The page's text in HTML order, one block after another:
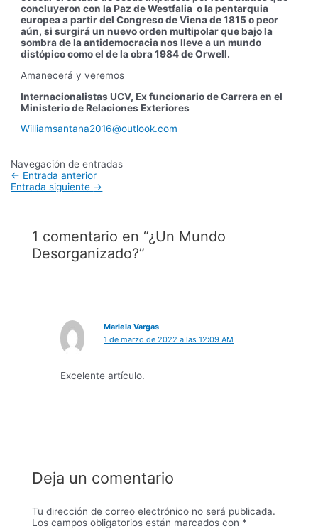
concluyeron con la Paz de Westfalia o la pentarquia
europea a partir del Congreso de Viena de 1815 o peor
aún, si surgirá un nuevo orden multipolar que bajo la
sombra de la antidemocracia nos lleve a un mundo
distópico como el de la obra 1984 de Orwell.
Amanecerá y veremos
Internacionalistas UCV, Ex funcionario de Carrera en el
Ministerio de Relaciones Exteriores
Williamsantana2016@outlook.com
Navegación de entradas
← Entrada anterior
Entrada siguiente →
1 comentario en “¿Un Mundo
Desorganizado?”
Mariela Vargas
1 de marzo de 2022 a las 12:09 AM
Excelente artículo.
Deja un comentario
Tu dirección de correo electrónico no será publicada.
Los campos obligatorios están marcados con *